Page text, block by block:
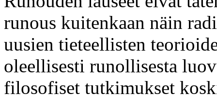
runous kuitenkaan näin
uusien tieteellisten
oleellisesti runollisesta
filosofiset tutkimukset